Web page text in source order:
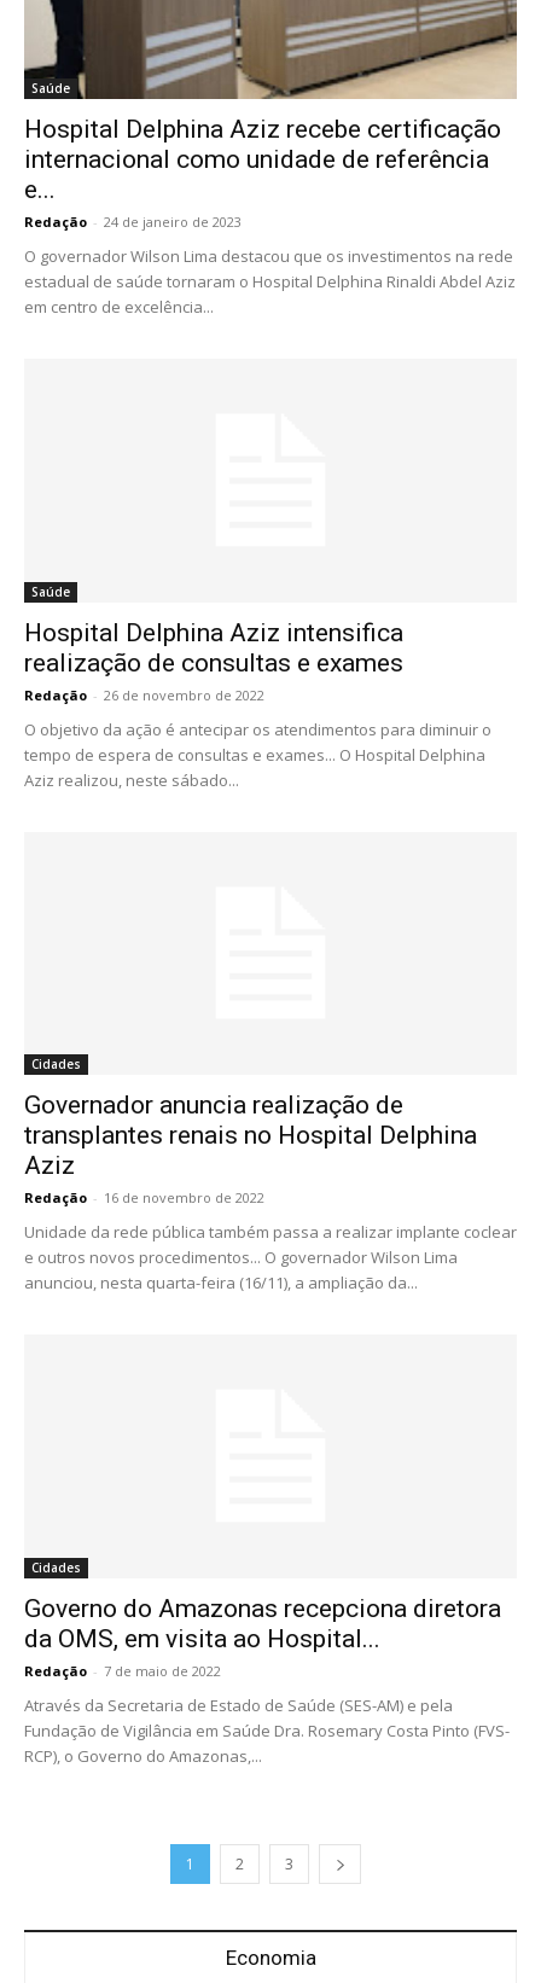
Saúde
Hospital Delphina Aziz recebe certificação
internacional como unidade de referência
e...
Redação - 24 de janeiro de 2023
O governador Wilson Lima destacou que os investimentos na rede
estadual de saúde tornaram o Hospital Delphina Rinaldi Abdel Aziz
em centro de excelência...
Saúde
Hospital Delphina Aziz intensifica
realização de consultas e exames
Redação - 26 de novembro de 2022
O objetivo da ação é antecipar os atendimentos para diminuir o
tempo de espera de consultas e exames... O Hospital Delphina
Aziz realizou, neste sábado...
Cidades
Governador anuncia realização de
transplantes renais no Hospital Delphina
Aziz
Redação - 16 de novembro de 2022
Unidade da rede pública também passa a realizar implante coclear
e outros novos procedimentos... O governador Wilson Lima
anunciou, nesta quarta-feira (16/11), a ampliação da...
Cidades
Governo do Amazonas recepciona diretora
da OMS, em visita ao Hospital...
Redação - 7 de maio de 2022
Através da Secretaria de Estado de Saúde (SES-AM) e pela
Fundação de Vigilância em Saúde Dra. Rosemary Costa Pinto (FVS-
RCP), o Governo do Amazonas,...
1 2 3
Economia